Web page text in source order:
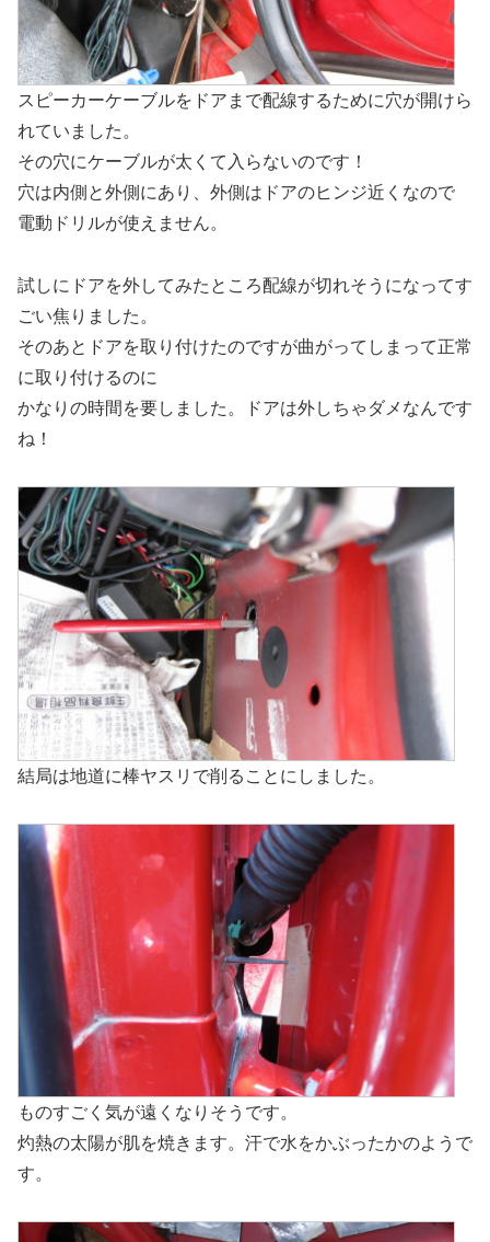
スピーカーケーブルをドアまで配線するために穴が開けら
れていました。
その穴にケーブルが太くて入らないのです！
穴は内側と外側にあり、外側はドアのヒンジ近くなので
電動ドリルが使えません。
試しにドアを外してみたところ配線が切れそうになってす
ごい焦りました。
そのあとドアを取り付けたのですが曲がってしまって正常
に取り付けるのに
かなりの時間を要しました。ドアは外しちゃダメなんです
ね！
結局は地道に棒ヤスリで削ることにしました。
ものすごく気が遠くなりそうです。
灼熱の太陽が肌を焼きます。汗で水をかぶったかのようで
す。